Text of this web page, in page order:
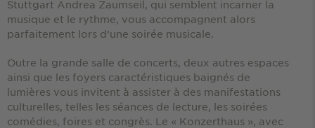
Stuttgart Andrea Zaumseil, qui semblent incarner la
musique et le rythme, vous accompagnent alors
parfaitement lors d’une soirée musicale.
Outre la grande salle de concerts, deux autres espaces
ainsi que les foyers caractéristiques baignés de
lumières vous invitent à assister à des manifestations
culturelles, telles les séances de lecture, les soirées
comédies, foires et congrès. Le « Konzerthaus », avec